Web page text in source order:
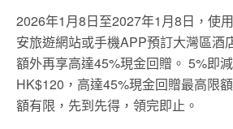
2026年1月8日至2027年1月8日，使
安旅遊網站或手機APP預訂大灣區酒
額外再享高達45%現金回贈。 5%即
HK$120，高達45%現金回贈最高限
額有限，先到先得，領完即止。